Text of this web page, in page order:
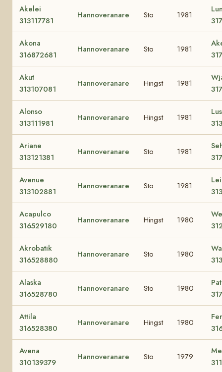
Akelei
313117781
Hannoveranare Sto 1981
Akona
316872681
Hannoveranare Sto 1981
Akut
313107081
Hannoveranare Hingst 1981
Alonso
313111981
Hannoveranare Hingst 1981
Ariane
313121381
Hannoveranare Sto 1981
Avenue
313102881
Hannoveranare Sto 1981
Acapulco
316529180
Hannoveranare Hingst 1980
Akrobatik
316528880
Hannoveranare Sto 1980
Alaska
316528780
Hannoveranare Sto 1980
Attila
316528380
Hannoveranare Hingst 1980
Avena
310139379
Hannoveranare Sto 1979